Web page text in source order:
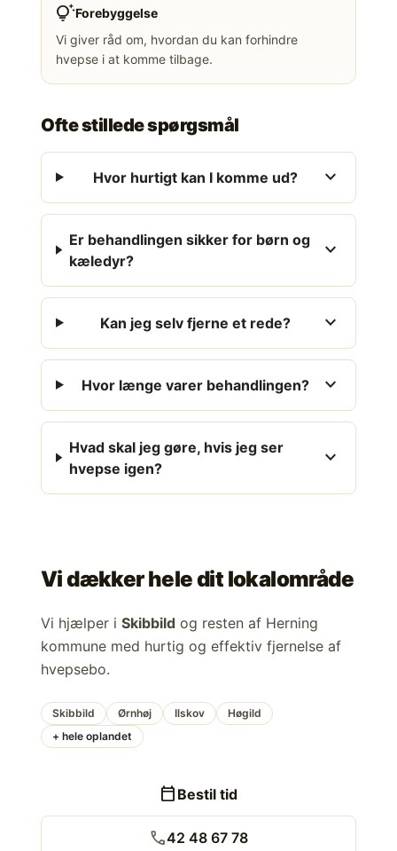
tips_and_updatesForebyggelse
Vi giver råd om, hvordan du kan forhindre
hvepse i at komme tilbage.
Ofte stillede spørgsmål
Hvor hurtigt kan I komme ud? expand_more
Er behandlingen sikker for børn og
kæledyr?
expand_more
Kan jeg selv fjerne et rede? expand_more
Hvor længe varer behandlingen? expand_more
Hvad skal jeg gøre, hvis jeg ser
hvepse igen?
expand_more
Vi dækker hele dit lokalområde
Vi hjælper i Skibbild og resten af Herning
kommune med hurtig og effektiv fjernelse af
hvepsebo.
Skibbild Ørnhøj Ilskov
Høgild
+ hele oplandet
calendar_today Bestil tid
call42 48 67 78